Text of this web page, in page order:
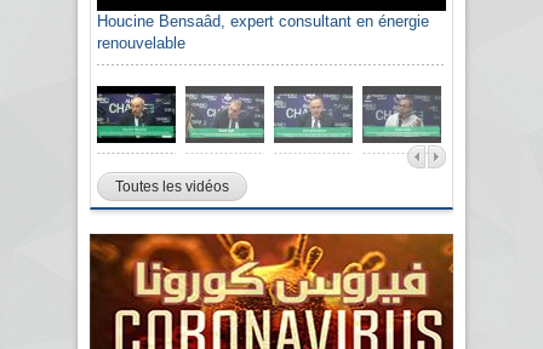
Houcine Bensaâd, expert consultant en énergie
renouvelable
Toutes les vidéos